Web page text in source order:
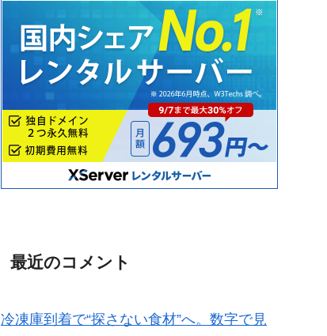
最近のコメント
冷凍庫到着で“探さない食材”へ。数字で見